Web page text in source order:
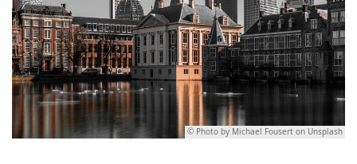
© Photo by Michael Fousert on Unsplash